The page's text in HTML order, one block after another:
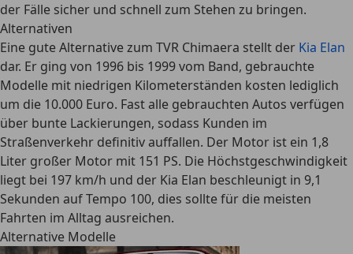
der Fälle sicher und schnell zum Stehen zu bringen.
Alternativen
Eine gute Alternative zum TVR Chimaera stellt der Kia Elan
dar. Er ging von 1996 bis 1999 vom Band, gebrauchte
Modelle mit niedrigen Kilometerständen kosten lediglich
um die 10.000 Euro. Fast alle gebrauchten Autos verfügen
über bunte Lackierungen, sodass Kunden im
Straßenverkehr definitiv auffallen. Der Motor ist ein 1,8
Liter großer Motor mit 151 PS. Die Höchstgeschwindigkeit
liegt bei 197 km/h und der Kia Elan beschleunigt in 9,1
Sekunden auf Tempo 100, dies sollte für die meisten
Fahrten im Alltag ausreichen.
Alternative Modelle